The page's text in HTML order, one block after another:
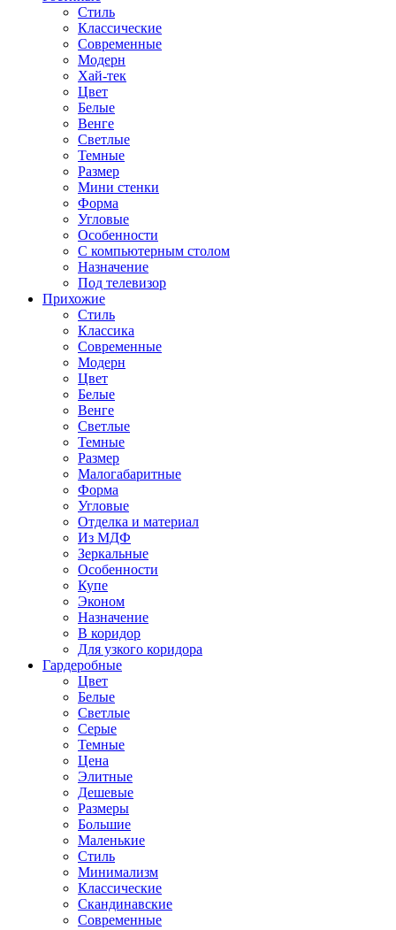
Стиль
Классические
Современные
Модерн
Хай-тек
Цвет
Белые
Венге
Светлые
Темные
Размер
Мини стенки
Форма
Угловые
Особенности
С компьютерным столом
Назначение
Под телевизор
Прихожие
Стиль
Классика
Современные
Модерн
Цвет
Белые
Венге
Светлые
Темные
Размер
Малогабаритные
Форма
Угловые
Отделка и материал
Из МДФ
Зеркальные
Особенности
Купе
Эконом
Назначение
В коридор
Для узкого коридора
Гардеробные
Цвет
Белые
Светлые
Серые
Темные
Цена
Элитные
Дешевые
Размеры
Большие
Маленькие
Стиль
Минимализм
Классические
Скандинавские
Современные